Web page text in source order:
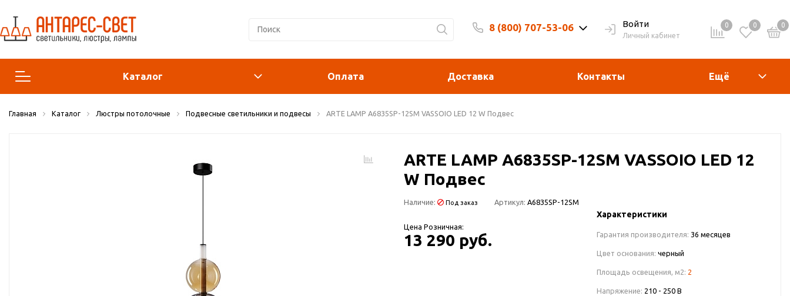
8 (800) 707-53-06 Войти
Личный кабинет
0 0 0
Каталог
Люстры и подвесы
Оплата Доставка Контакты Ещё
Главная Каталог Люстры потолочные Подвесные светильники и подвесы ARTE LAMP A6835SP-12SM VASSOIO LED 12 W Подвес
ARTE LAMP A6835SP-12SM VASSOIO LED 12
W Подвес
Наличие: Под заказ Артикул: A6835SP-12SM
Цена Розничная:
13 290 руб.
Характеристики
Гарантия производителя: 36 месяцев
Цвет основания: черный
Площадь освещения, м2: 2
Напряжение: 210 - 250 В